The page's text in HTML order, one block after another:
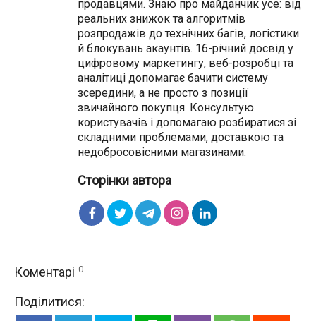
продавцями. Знаю про майданчик усе: від
реальних знижок та алгоритмів
розпродажів до технічних багів, логістики
й блокувань акаунтів. 16-річний досвід у
цифровому маркетингу, веб-розробці та
аналітиці допомагає бачити систему
зсередини, а не просто з позиції
звичайного покупця. Консультую
користувачів і допомагаю розбиратися зі
складними проблемами, доставкою та
недобросовісними магазинами.
Сторінки автора
Коментарі 0
Поділитися: